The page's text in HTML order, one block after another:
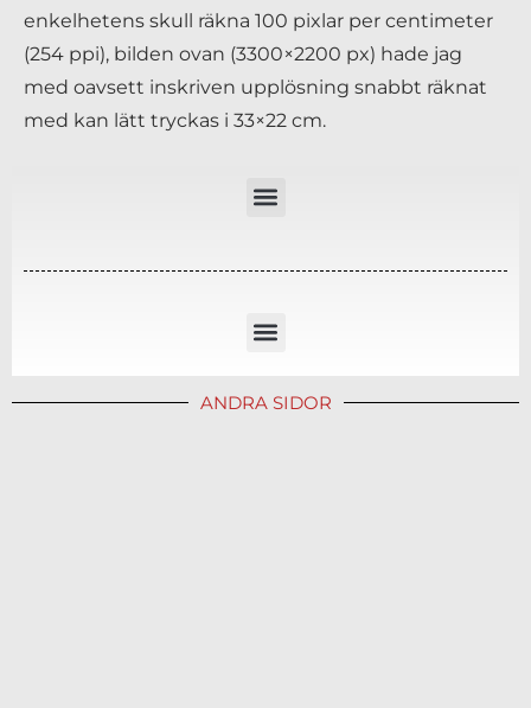
enkelhetens skull räkna 100 pixlar per centimeter
(254 ppi), bilden ovan (3300×2200 px) hade jag
med oavsett inskriven upplösning snabbt räknat
med kan lätt tryckas i 33×22 cm.
ANDRA SIDOR